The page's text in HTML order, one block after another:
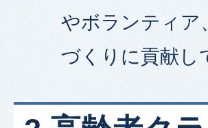
やボランティア
づくりに貢献し